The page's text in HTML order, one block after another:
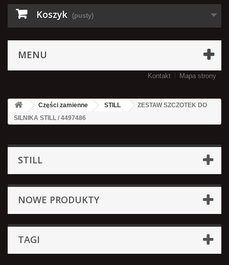
Koszyk (pusty)
MENU
Kontakt Mapa strony
Części zamienne STILL
ZESTAW SZCZOTEK DO
SILNIKA STILL / 4497486
STILL
NOWE PRODUKTY
TAGI